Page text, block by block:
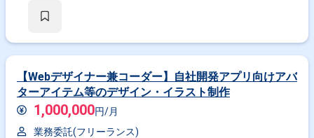
【Webデザイナー兼コーダー】自社開発アプリ向けアバ
ターアイテム等のデザイン・イラスト制作
1,000,000円/月
業務委託(フリーランス)